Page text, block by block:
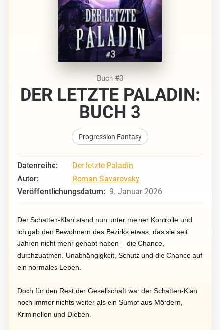
Buch #3
DER LETZTE PALADIN:
BUCH 3
Progression Fantasy
Datenreihe:
Der letzte Paladin
Autor:
Roman Savarovsky
Veröffentlichungsdatum: 9. Januar 2026
Der Schatten-Klan stand nun unter meiner Kontrolle und
ich gab den Bewohnern des Bezirks etwas, das sie seit
Jahren nicht mehr gehabt haben – die Chance,
durchzuatmen. Unabhängigkeit, Schutz und die Chance auf
ein normales Leben.
Doch für den Rest der Gesellschaft war der Schatten-Klan
noch immer nichts weiter als ein Sumpf aus Mördern,
Kriminellen und Dieben.